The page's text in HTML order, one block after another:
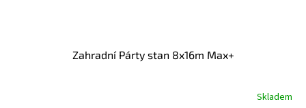
Zahradní Párty stan 8x16m Max+
Skladem